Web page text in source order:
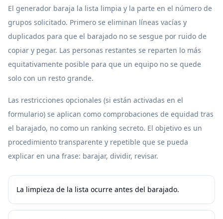
El generador baraja la lista limpia y la parte en el número de
grupos solicitado. Primero se eliminan líneas vacías y
duplicados para que el barajado no se sesgue por ruido de
copiar y pegar. Las personas restantes se reparten lo más
equitativamente posible para que un equipo no se quede
solo con un resto grande.
Las restricciones opcionales (si están activadas en el
formulario) se aplican como comprobaciones de equidad tras
el barajado, no como un ranking secreto. El objetivo es un
procedimiento transparente y repetible que se pueda
explicar en una frase: barajar, dividir, revisar.
La limpieza de la lista ocurre antes del barajado.